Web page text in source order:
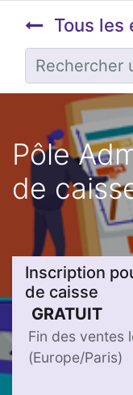
Tous les
Pôle
de
Inscription
de caisse
GRATUIT
Fin des ventes
(Europe/Paris)